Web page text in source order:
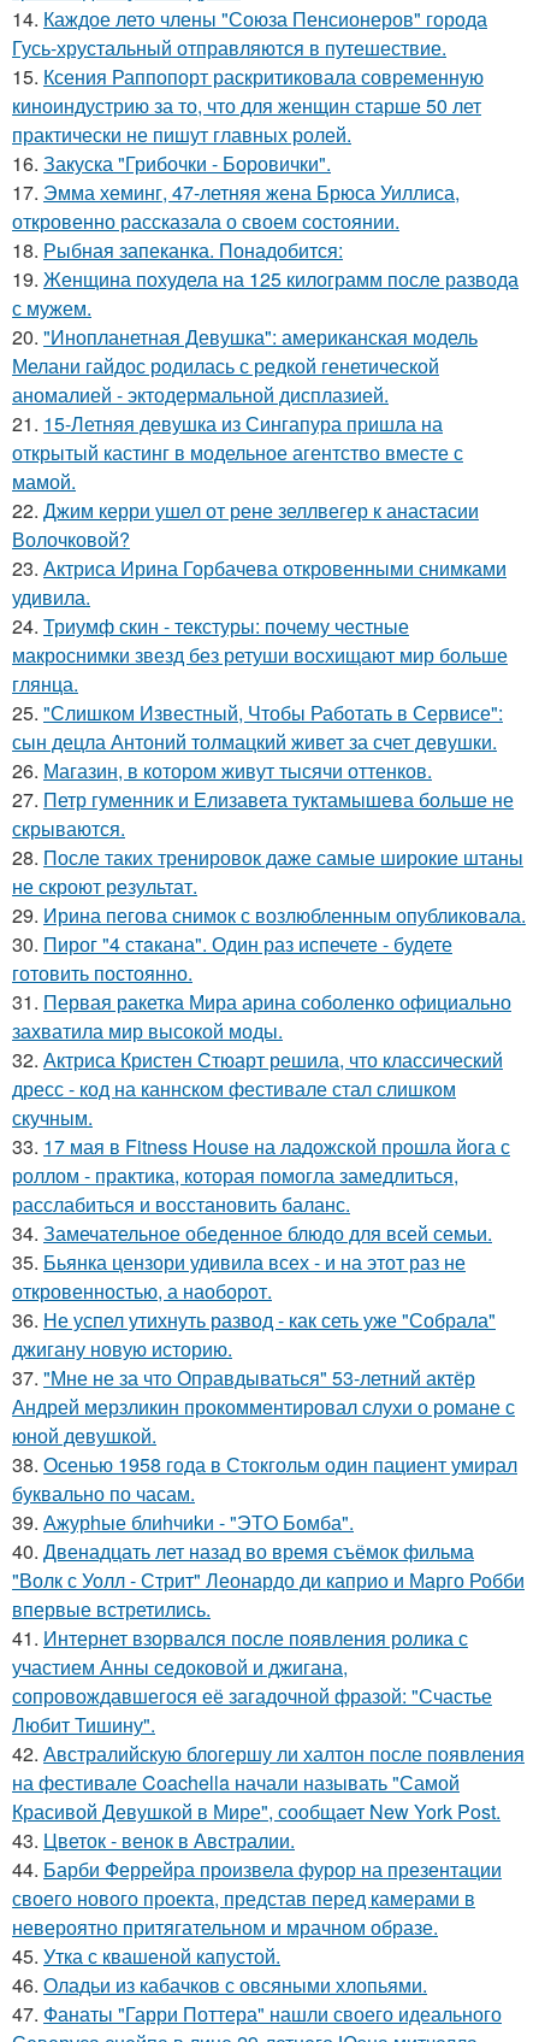
14. Каждое лето члены "Союза Пенсионеров" города
Гусь-хрустальный отправляются в путешествие.
15. Ксения Раппопорт раскритиковала современную
киноиндустрию за то, что для женщин старше 50 лет
практически не пишут главных ролей.
16. Закуска "Грибочки - Боровички".
17. Эмма хеминг, 47-летняя жена Брюса Уиллиса,
откровенно рассказала о своем состоянии.
18. Рыбная запеканка. Понадобится:
19. Женщина похудела на 125 килограмм после развода
с мужем.
20. "Инопланетная Девушка": американская модель
Мелани гайдос родилась с редкой генетической
аномалией - эктодермальной дисплазией.
21. 15-Летняя девушка из Сингапура пришла на
открытый кастинг в модельное агентство вместе с
мамой.
22. Джим керри ушел от рене зеллвегер к анастасии
Волочковой?
23. Актриса Ирина Горбачева откровенными снимками
удивила.
24. Триумф скин - текстуры: почему честные
макроснимки звезд без ретуши восхищают мир больше
глянца.
25. "Слишком Известный, Чтобы Работать в Сервисе":
сын децла Антоний толмацкий живет за счет девушки.
26. Магазин, в котором живут тысячи оттенков.
27. Петр гуменник и Елизавета туктамышева больше не
скрываются.
28. После таких тренировок даже самые широкие штаны
не скроют результат.
29. Ирина пегова снимок с возлюбленным опубликовала.
30. Пирог "4 стaкана". Один раз испечете - будете
готовить постоянно.
31. Первая ракетка Мира арина соболенко официально
захватила мир высокой моды.
32. Актриса Кристен Стюарт решила, что классический
дресс - код на каннском фестивале стал слишком
скучным.
33. 17 мая в Fitness House на ладожской прошла йога с
роллом - практика, которая помогла замедлиться,
расслабиться и восстановить баланс.
34. Замечательное обеденное блюдо для всей семьи.
35. Бьянка цензори удивила всех - и на этот раз не
откровенностью, а наоборот.
36. Не успел утихнуть развод - как сеть уже "Собрала"
джигану новую историю.
37. "Мне не за что Оправдываться" 53-летний актёр
Андрей мерзликин прокомментировал слухи о романе с
юной девушкой.
38. Осенью 1958 года в Стокгольм один пациент умирал
буквально по часам.
39. Ажурhые блиhчиkи - "ЭТO Бомба".
40. Двенадцать лет назад во время съёмок фильма
"Волк с Уолл - Стрит" Леонардо ди каприо и Марго Робби
впервые встретились.
41. Интернет взорвался после появления ролика с
участием Анны седоковой и джигана,
сопровождавшегося её загадочной фразой: "Счастье
Любит Тишину".
42. Австралийскую блогершу ли халтон после появления
на фестивале Coachella начали называть "Самой
Красивой Девушкой в Мире", сообщает New York Post.
43. Цветок - венок в Австралии.
44. Барби Феррейра произвела фурор на презентации
своего нового проекта, представ перед камерами в
невероятно притягательном и мрачном образе.
45. Утка с квашеной капустой.
46. Оладьи из кабачков с овсяными хлопьями.
47. Фанаты "Гарри Поттера" нашли своего идеального